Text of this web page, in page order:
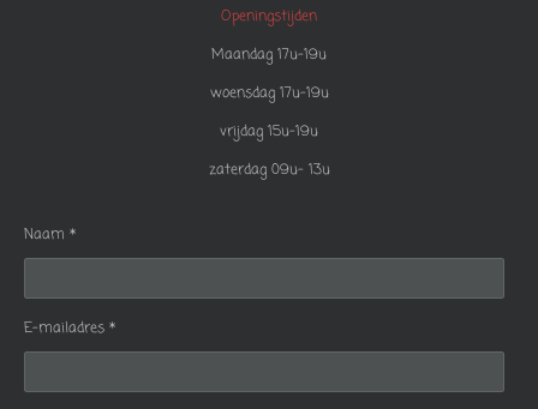
Openingstijden
Maandag 17u-19u
woensdag 17u-19u
vrijdag 15u-19u
zaterdag 09u- 13u
Naam *
E-mailadres *